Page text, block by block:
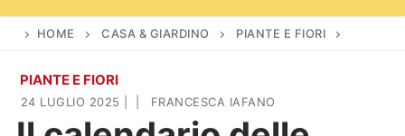
Home
HOME CASA & GIARDINO PIANTE E FIORI
PIANTE E FIORI
24 LUGLIO 2025 FRANCESCA IAFANO